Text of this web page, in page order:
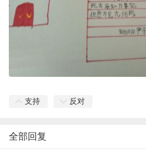
支持 反对
全部回复